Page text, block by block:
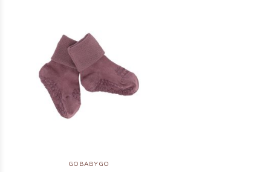
GOBABYGO